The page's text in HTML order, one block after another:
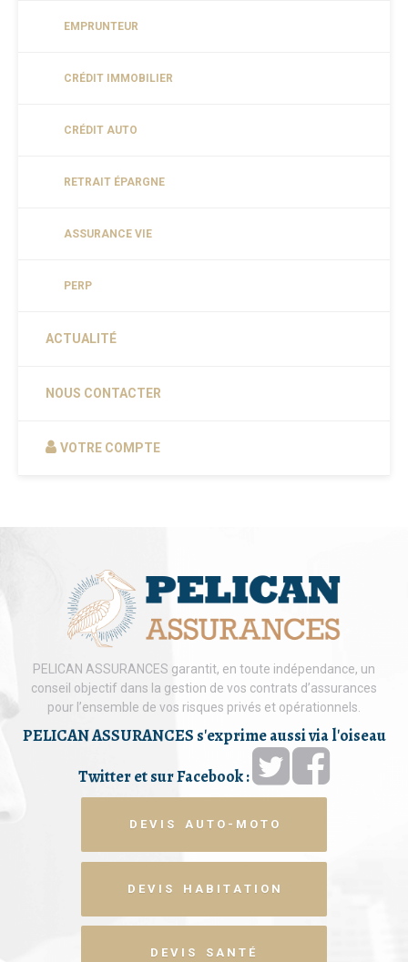
EMPRUNTEUR
CRÉDIT IMMOBILIER
CRÉDIT AUTO
RETRAIT ÉPARGNE
ASSURANCE VIE
PERP
ACTUALITÉ
NOUS CONTACTER
VOTRE COMPTE
PELICAN ASSURANCES garantit, en toute indépendance, un
conseil objectif dans la gestion de vos contrats d’assurances
pour l’ensemble de vos risques privés et opérationnels.
PELICAN ASSURANCES s'exprime aussi via l'oiseau
Twitter et sur Facebook :
D E V I S A U T O - M O T O
D E V I S H A B I T A T I O N
D E V I S S A N T É